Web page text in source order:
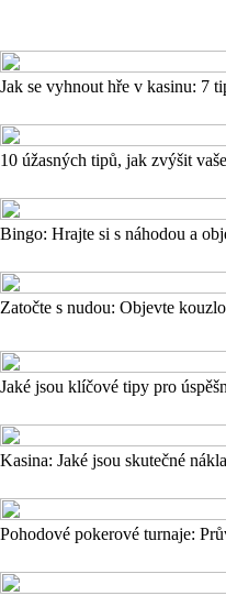
Jak se vyhnout hře v kasinu: 7
10 úžasných tipů, jak zvýšit
Bingo: Hrajte si s náhodou a
Zatočte s nudou: Objevte
Jaké jsou klíčové tipy pro
Kasina: Jaké jsou skutečné
Pohodové pokerové turnaje: